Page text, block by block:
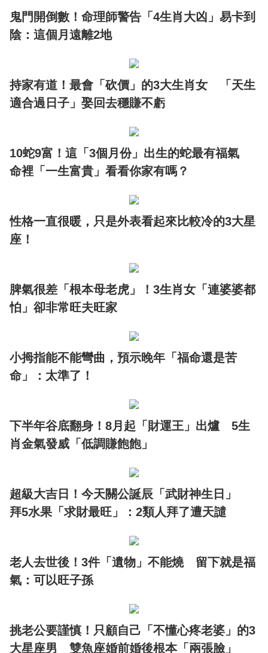
鬼門開倒數！命理師警告「4生肖大凶」易卡到
陰：這個月遠離2地
持家有道！最會「砍價」的3大生肖女 「天生
適合過日子」娶回去穩賺不虧
10蛇9富！這「3個月份」出生的蛇最有福氣
命裡「一生富貴」看看你家有嗎？
性格一直很暖，只是外表看起來比較冷的3大星
座！
脾氣很差「根本母老虎」！3生肖女「連婆婆都
怕」卻非常旺夫旺家
小拇指能不能彎曲，預示晚年「福命還是苦
命」：太準了！
下半年谷底翻身！8月起「財運王」出爐 5生
肖金氣發威「低調賺飽飽」
超級大吉日！今天關公誕辰「武財神生日」
拜5水果「求財最旺」：2類人拜了遭天譴
老人去世後！3件「遺物」不能燒 留下就是福
氣：可以旺子孫
挑老公要謹慎！只顧自己「不懂心疼老婆」的3
大星座男 雙魚座婚前婚後根本「兩張臉」